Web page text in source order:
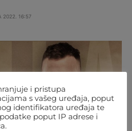
2022. 16:57
i pristupa
s vašeg uređaja, poput
identifikatora uređaja te
poput IP adrese i